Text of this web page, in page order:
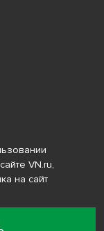
VN.ru,
на сайт